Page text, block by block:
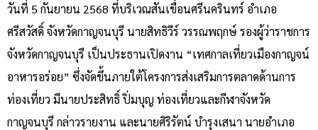
วันที่ 5 กันยายน 2568 ที่บริเวณสันเขื่อนศรีนครินทร์ อำเภอ
ศรีสวัสดิ์ จังหวัดกาญจนบุรี นายสิทธิวีร์ วรรณพฤกษ์ รองผู้ว่าราชการ
จังหวัดกาญจนบุรี เป็นประธานเปิดงาน “เทศกาลเที่ยวเมืองกาญจน์
อาหารอร่อย” ซึ่งจัดขึ้นภายใต้โครงการส่งเสริมการตลาดด้านการ
ท่องเที่ยว มีนายประสิทธิ์ ปิ่มบุญ ท่องเที่ยวและกีฬาจังหวัด
กาญจนบุรี กล่าวรายงาน และนายศิริรัตน์ บำรุงเสนา นายอำเภอ